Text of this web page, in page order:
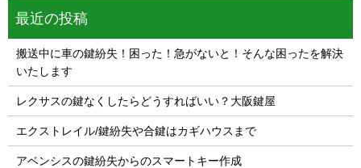
最近の投稿
搬送中に車の鍵紛失！困った！急がないと！そんな困ったを解決
いたします
レクサスの鍵なくしたらどうすればいい？大阪鍵屋
エクストレイル/鍵紛失や合鍵はカギハウスまで
アベンシスの鍵紛失からのスマートキー作成